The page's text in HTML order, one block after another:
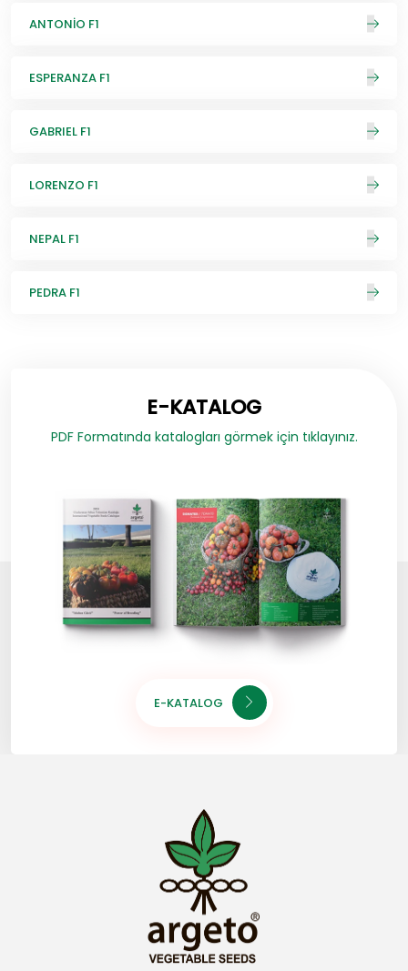
ANTONİO F1
ESPERANZA F1
GABRIEL F1
LORENZO F1
NEPAL F1
PEDRA F1
E-KATALOG
PDF Formatında katalogları görmek için tıklayınız.
E-KATALOG